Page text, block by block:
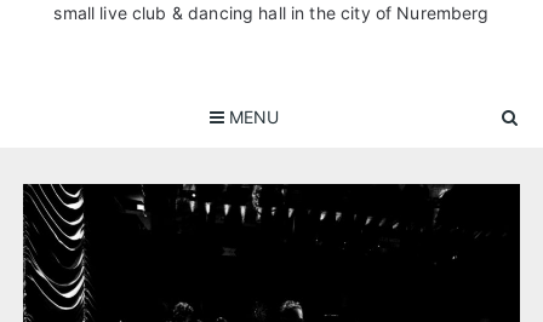
small live club & dancing hall in the city of Nuremberg
MENU